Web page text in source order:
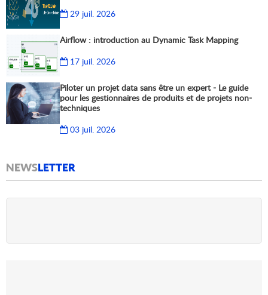
29 juil. 2026
Airflow : introduction au Dynamic Task Mapping
17 juil. 2026
Piloter un projet data sans être un expert - Le guide
pour les gestionnaires de produits et de projets non-
techniques
03 juil. 2026
NEWSLETTER